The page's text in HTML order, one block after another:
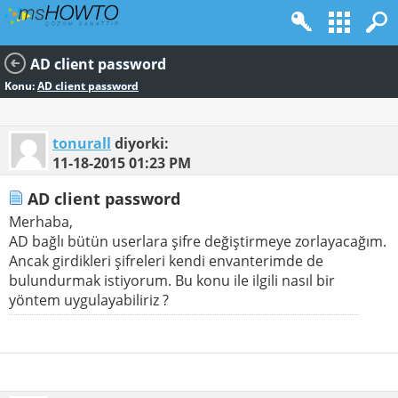
AD client password
Konu:AD client password
tonurall diyorki:
11-18-201501:23 PM
AD client password
Merhaba,
AD bağlı bütün userlara şifre değiştirmeye zorlayacağım.
Ancak girdikleri şifreleri kendi envanterimde de
bulundurmak istiyorum. Bu konu ile ilgili nasıl bir
yöntem uygulayabiliriz ?